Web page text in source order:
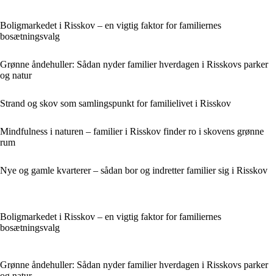
Boligmarkedet i Risskov – en vigtig faktor for familiernes
bosætningsvalg
Grønne åndehuller: Sådan nyder familier hverdagen i Risskovs parker
og natur
Strand og skov som samlingspunkt for familielivet i Risskov
Mindfulness i naturen – familier i Risskov finder ro i skovens grønne
rum
Nye og gamle kvarterer – sådan bor og indretter familier sig i Risskov
Boligmarkedet i Risskov – en vigtig faktor for familiernes
bosætningsvalg
Grønne åndehuller: Sådan nyder familier hverdagen i Risskovs parker